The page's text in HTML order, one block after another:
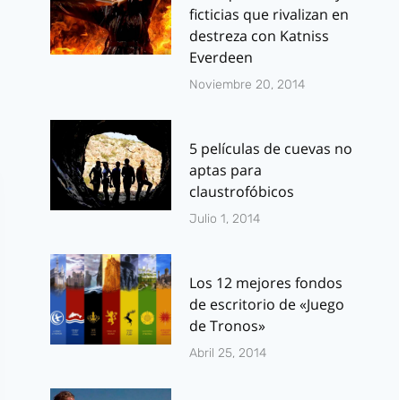
ficticias que rivalizan en
destreza con Katniss
Everdeen
Noviembre 20, 2014
5 películas de cuevas no
aptas para
claustrofóbicos
Julio 1, 2014
Los 12 mejores fondos
de escritorio de «Juego
de Tronos»
Abril 25, 2014